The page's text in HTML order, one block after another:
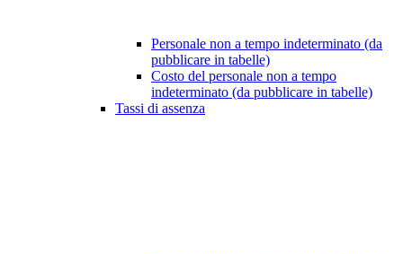
Personale non a tempo indeterminato (da
pubblicare in tabelle)
Costo del personale non a tempo
indeterminato (da pubblicare in tabelle)
Tassi di assenza